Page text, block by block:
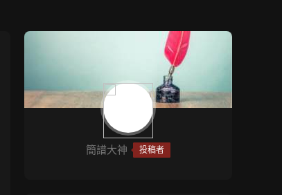
簡譜大神 投稿者